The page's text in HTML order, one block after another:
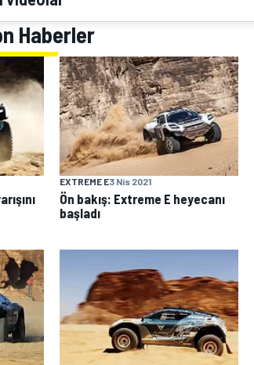
Haberler
EXTREME E3 Nis 2021
Ön bakış: Extreme E heyecanı
başladı